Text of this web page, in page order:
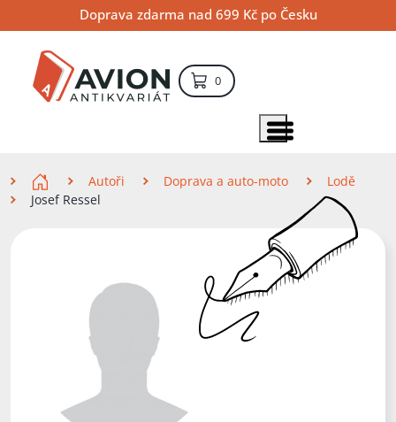
na
obsah
na
navigaci
na
vyhledávání
Doprava zdarma nad 699 Kč po Česku
0položek – košík
Zobrazit položky menu
Autoři Doprava a auto-moto
Lodě
Josef Ressel